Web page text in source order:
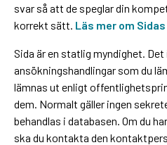
svar så att de speglar din
korrekt sätt. Läs mer om
Sida är en statlig myndighet.
ansökningshandlingar som du
lämnas ut enligt
dem. Normalt gäller ingen
behandlas i databasen. Om du
ska du kontakta den